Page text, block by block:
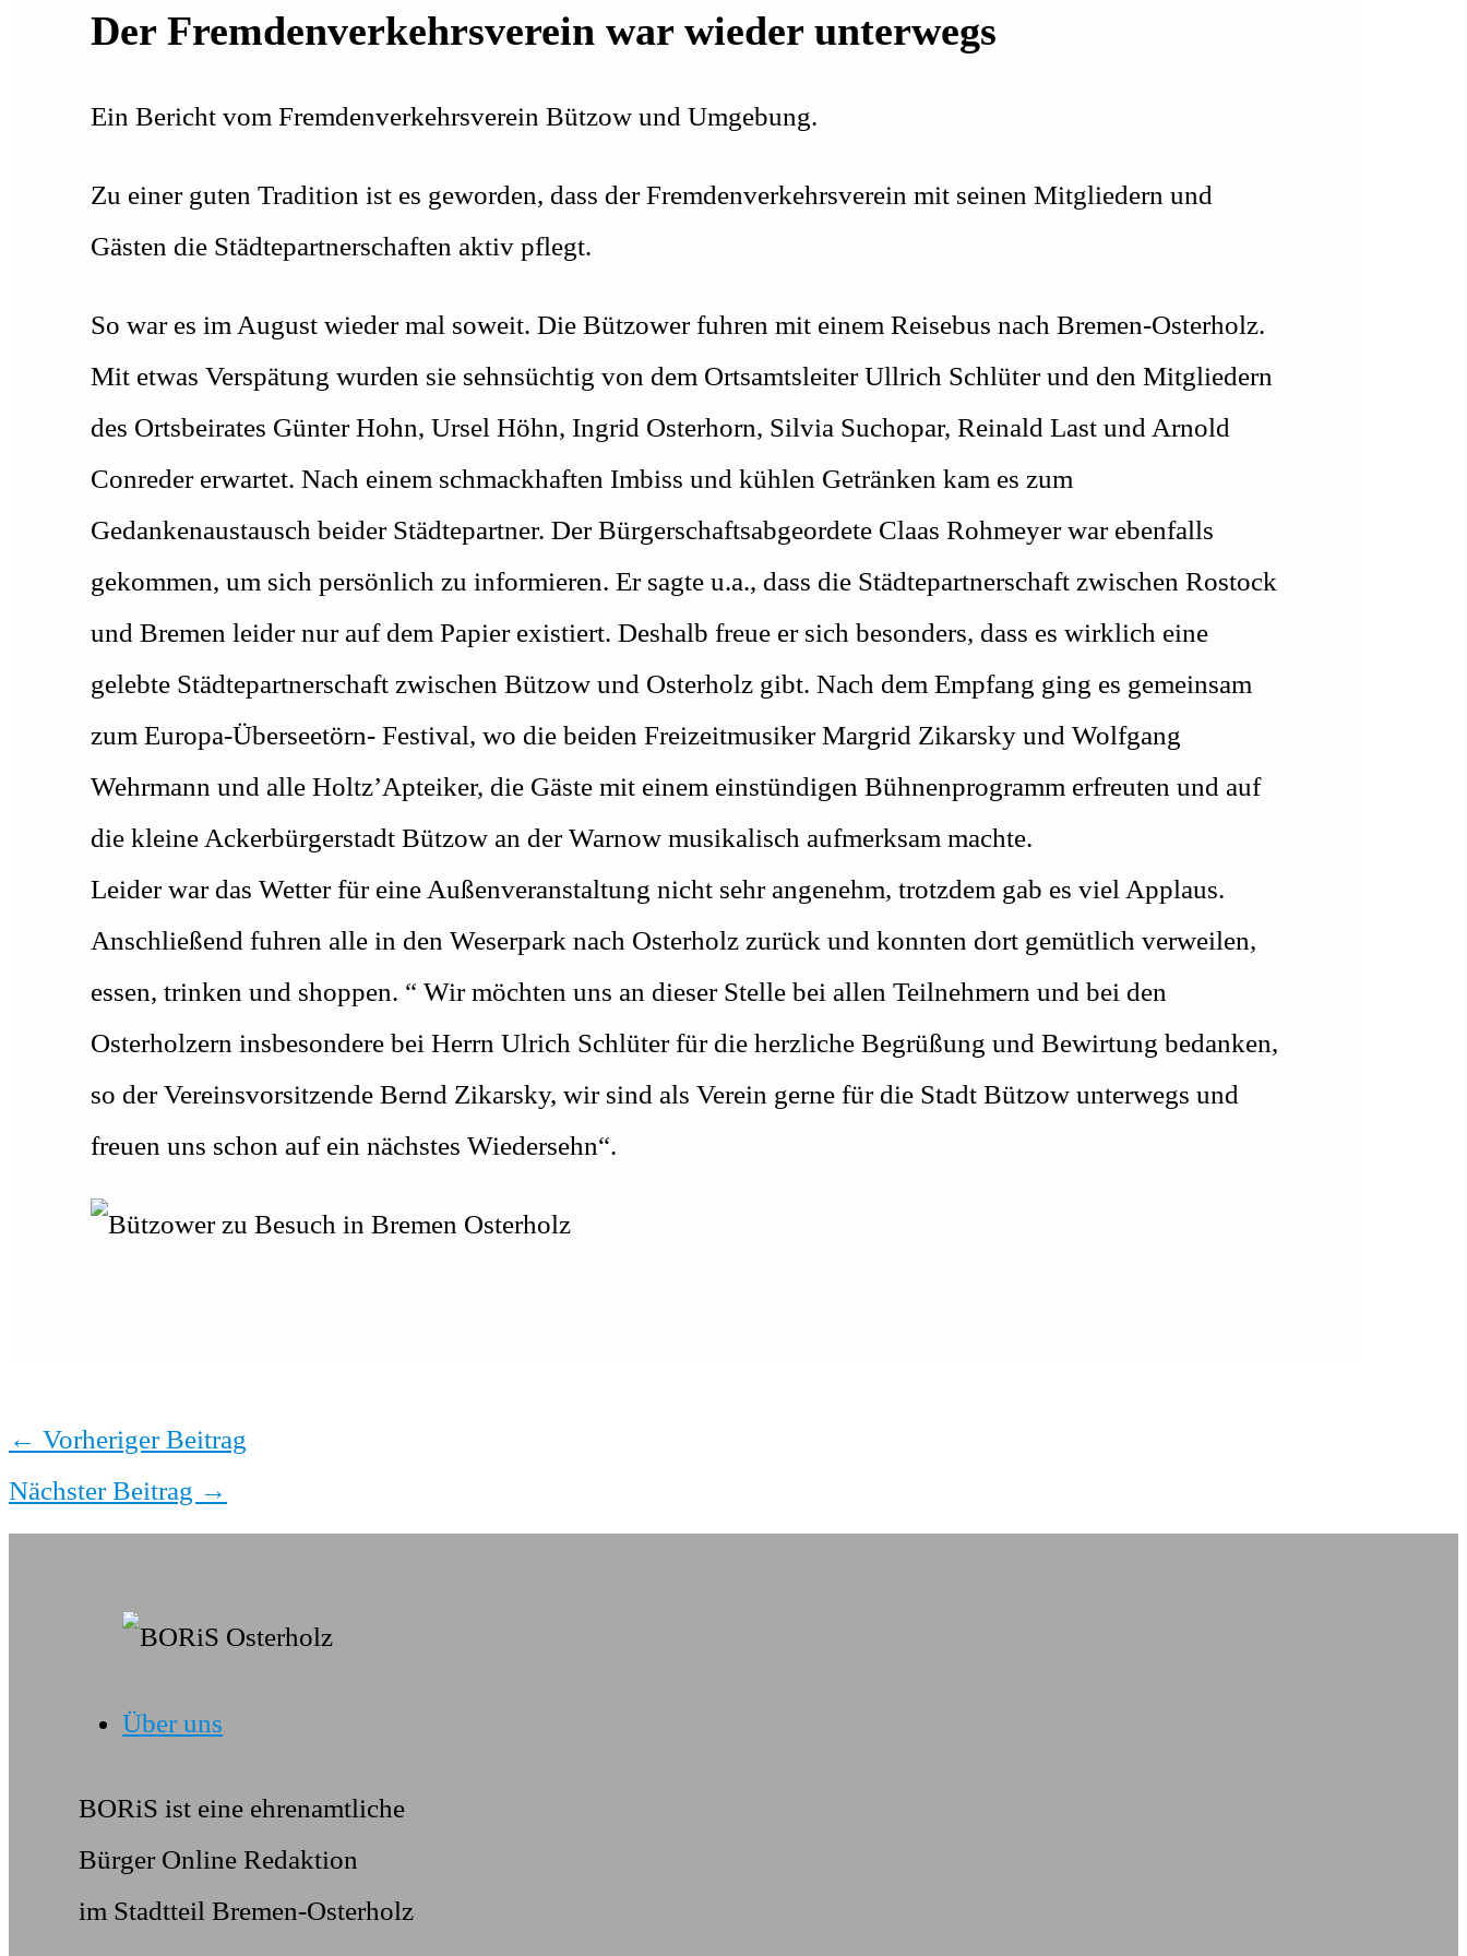
Der Fremdenverkehrsverein war wieder unterwegs
Ein Bericht vom Fremdenverkehrsverein Bützow und Umgebung.
Zu einer guten Tradition ist es geworden, dass der Fremdenverkehrsverein mit seinen Mitgliedern und
Gästen die Städtepartnerschaften aktiv pflegt.
So war es im August wieder mal soweit. Die Bützower fuhren mit einem Reisebus nach Bremen-Osterholz.
Mit etwas Verspätung wurden sie sehnsüchtig von dem Ortsamtsleiter Ullrich Schlüter und den Mitgliedern
des Ortsbeirates Günter Hohn, Ursel Höhn, Ingrid Osterhorn, Silvia Suchopar, Reinald Last und Arnold
Conreder erwartet. Nach einem schmackhaften Imbiss und kühlen Getränken kam es zum
Gedankenaustausch beider Städtepartner. Der Bürgerschaftsabgeordete Claas Rohmeyer war ebenfalls
gekommen, um sich persönlich zu informieren. Er sagte u.a., dass die Städtepartnerschaft zwischen Rostock
und Bremen leider nur auf dem Papier existiert. Deshalb freue er sich besonders, dass es wirklich eine
gelebte Städtepartnerschaft zwischen Bützow und Osterholz gibt. Nach dem Empfang ging es gemeinsam
zum Europa-Überseetörn- Festival, wo die beiden Freizeitmusiker Margrid Zikarsky und Wolfgang
Wehrmann und alle Holtz’Apteiker, die Gäste mit einem einstündigen Bühnenprogramm erfreuten und auf
die kleine Ackerbürgerstadt Bützow an der Warnow musikalisch aufmerksam machte.
Leider war das Wetter für eine Außenveranstaltung nicht sehr angenehm, trotzdem gab es viel Applaus.
Anschließend fuhren alle in den Weserpark nach Osterholz zurück und konnten dort gemütlich verweilen,
essen, trinken und shoppen. “ Wir möchten uns an dieser Stelle bei allen Teilnehmern und bei den
Osterholzern insbesondere bei Herrn Ulrich Schlüter für die herzliche Begrüßung und Bewirtung bedanken,
so der Vereinsvorsitzende Bernd Zikarsky, wir sind als Verein gerne für die Stadt Bützow unterwegs und
freuen uns schon auf ein nächstes Wiedersehn“.
← Vorheriger Beitrag
Nächster Beitrag →
Über uns
BORiS ist eine ehrenamtliche
Bürger Online Redaktion
im Stadtteil Bremen-Osterholz